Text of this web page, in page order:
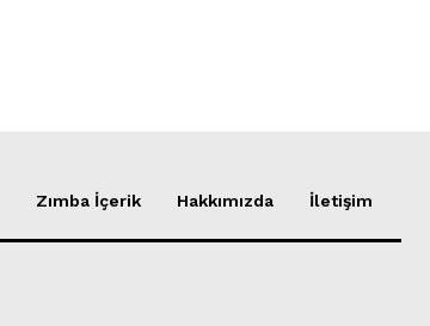
Zımba İçerik Hakkımızda İletişim